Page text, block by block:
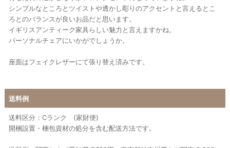
シンプルなところとツイストや透かし彫りのアクセントと言えるとこ
ろとのバランスが良いお品だと思います。
イギリスアンティーク家具らしい魅力と言えますかね。
パーソナルチェアにいかがでしょうか。
座面はフェイクレザーにて張り替え済みです。
送料例
送料区分：Cランク (家財便)
開梱設置・梱包資材の処分を含む配送方法です。